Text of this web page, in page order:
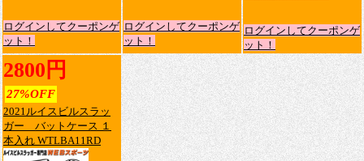
ログインしてクーポンゲ
ット！
ログインしてクーポンゲ
ット！
ログインしてクーポンゲ
ット！
2800円
27%OFF
2021ルイスビルスラッ
ガー バットケース １
本入れ WTLBA11RD